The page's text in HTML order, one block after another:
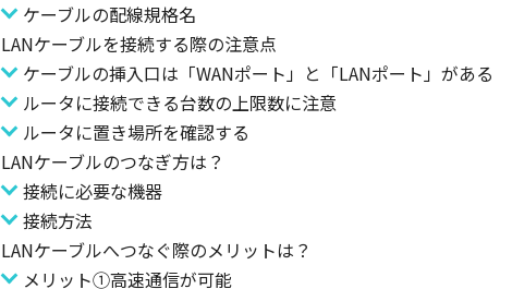
ケーブルの配線規格名
LANケーブルを接続する際の注意点
ケーブルの挿入口は「WANポート」と「LANポート」がある
ルータに接続できる台数の上限数に注意
ルータに置き場所を確認する
LANケーブルのつなぎ方は？
接続に必要な機器
接続方法
LANケーブルへつなぐ際のメリットは？
メリット①高速通信が可能